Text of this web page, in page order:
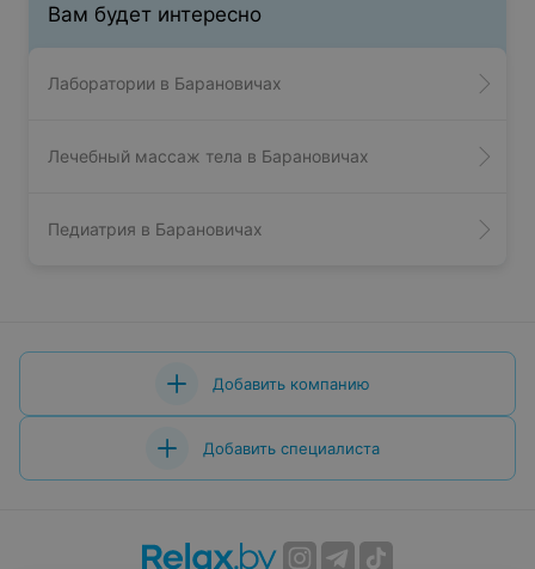
Вам будет интересно
Лаборатории в Барановичах
Лечебный массаж тела в Барановичах
Педиатрия в Барановичах
Добавить компанию
Добавить специалиста